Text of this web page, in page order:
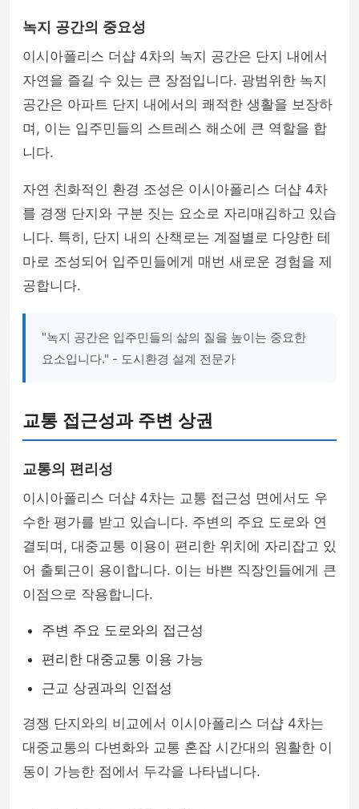
녹지 공간의 중요성
이시아폴리스 더샵 4차의 녹지 공간은 단지 내에서
자연을 즐길 수 있는 큰 장점입니다. 광범위한 녹지
공간은 아파트 단지 내에서의 쾌적한 생활을 보장하
며, 이는 입주민들의 스트레스 해소에 큰 역할을 합
니다.
자연 친화적인 환경 조성은 이시아폴리스 더샵 4차
를 경쟁 단지와 구분 짓는 요소로 자리매김하고 있습
니다. 특히, 단지 내의 산책로는 계절별로 다양한 테
마로 조성되어 입주민들에게 매번 새로운 경험을 제
공합니다.
"녹지 공간은 입주민들의 삶의 질을 높이는 중요한
요소입니다." - 도시환경 설계 전문가
교통 접근성과 주변 상권
교통의 편리성
이시아폴리스 더샵 4차는 교통 접근성 면에서도 우
수한 평가를 받고 있습니다. 주변의 주요 도로와 연
결되며, 대중교통 이용이 편리한 위치에 자리잡고 있
어 출퇴근이 용이합니다. 이는 바쁜 직장인들에게 큰
이점으로 작용합니다.
주변 주요 도로와의 접근성
편리한 대중교통 이용 가능
근교 상권과의 인접성
경쟁 단지와의 비교에서 이시아폴리스 더샵 4차는
대중교통의 다변화와 교통 혼잡 시간대의 원활한 이
동이 가능한 점에서 두각을 나타냅니다.